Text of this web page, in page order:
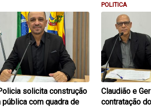
solicita construção
pública com quadra de
POLITICA
Claudião e
contratação